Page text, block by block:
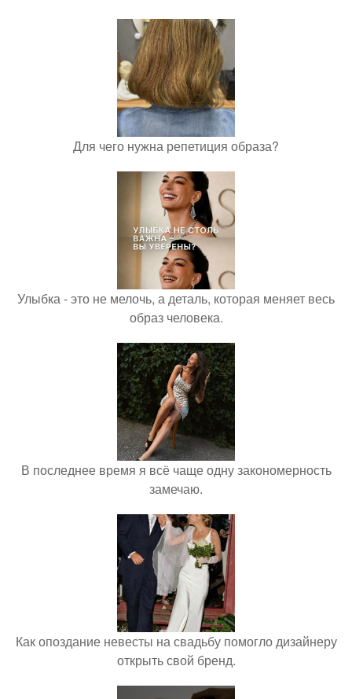
Для чего нужна репетиция образа?
Улыбка - это не мелочь, а деталь, которая меняет весь
образ человека.
В последнее время я всё чаще одну закономерность
замечаю.
Как опоздание невесты на свадьбу помогло дизайнеру
открыть свой бренд.